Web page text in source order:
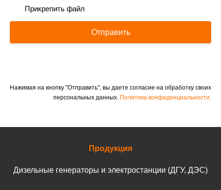
Прикрепить файл
Отправить
Нажимая на кнопку "Отправить", вы даете согласие на обработку своих
персональных данных. Политика конфиденциальности.
Продукция
Дизельные генераторы и электростанции (ДГУ, ДЭС)